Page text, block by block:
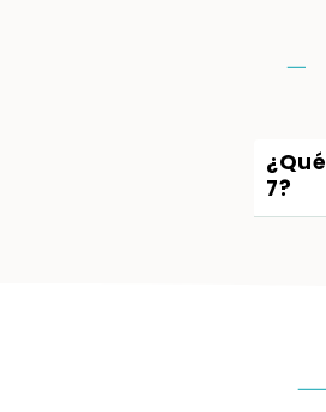
¿Qué
7?